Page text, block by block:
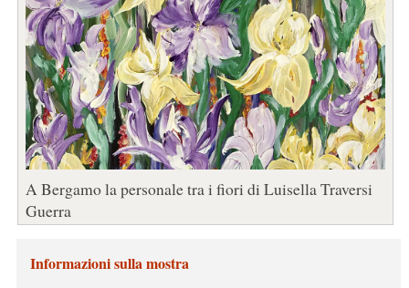
A Bergamo la personale tra i fiori di Luisella Traversi
Guerra
Informazioni sulla mostra